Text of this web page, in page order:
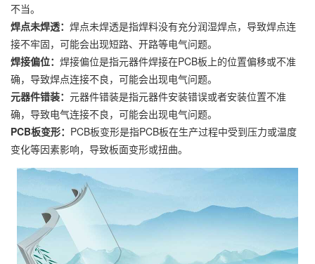
不当。
焊点未焊透： 焊点未焊透是指焊料没有充分润湿焊点，导致焊点连
接不牢固，可能会出现短路、开路等电气问题。
焊接偏位： 焊接偏位是指元器件焊接在PCB板上的位置偏移或不准
确，导致焊点连接不良，可能会出现电气问题。
元器件错装： 元器件错装是指元器件安装错误或者安装位置不准
确，导致电气连接不良，可能会出现电气问题。
PCB板变形： PCB板变形是指PCB板在生产过程中受到压力或温度
变化等因素影响，导致板面变形或扭曲。